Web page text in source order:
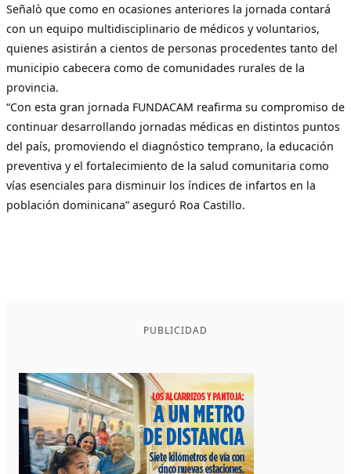
Señalò que como en ocasiones anteriores la jornada contará
con un equipo multidisciplinario de médicos y voluntarios,
quienes asistirán a cientos de personas procedentes tanto del
municipio cabecera como de comunidades rurales de la
provincia.
“Con esta gran jornada FUNDACAM reafirma su compromiso de
continuar desarrollando jornadas médicas en distintos puntos
del país, promoviendo el diagnóstico temprano, la educación
preventiva y el fortalecimiento de la salud comunitaria como
vías esenciales para disminuir los índices de infartos en la
población dominicana” aseguró Roa Castillo.
PUBLICIDAD